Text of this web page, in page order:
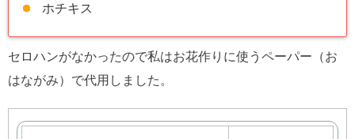
ホチキス
セロハンがなかったので私はお花作りに使うペーパー（お
はながみ）で代用しました。